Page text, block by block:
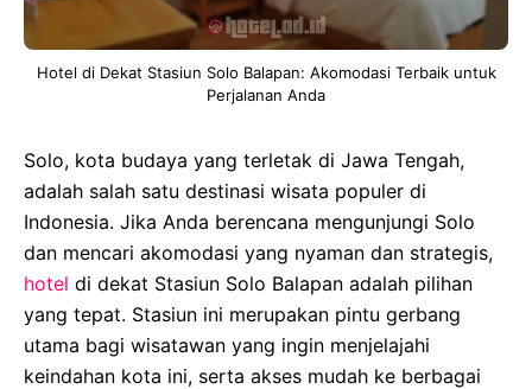
Hotel di Dekat Stasiun Solo Balapan: Akomodasi Terbaik untuk
Perjalanan Anda
Solo, kota budaya yang terletak di Jawa Tengah,
adalah salah satu destinasi wisata populer di
Indonesia. Jika Anda berencana mengunjungi Solo
dan mencari akomodasi yang nyaman dan strategis,
hotel di dekat Stasiun Solo Balapan adalah pilihan
yang tepat. Stasiun ini merupakan pintu gerbang
utama bagi wisatawan yang ingin menjelajahi
keindahan kota ini, serta akses mudah ke berbagai